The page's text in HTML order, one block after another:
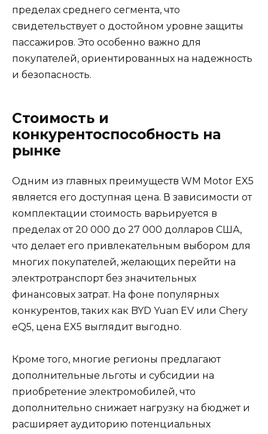
пределах среднего сегмента, что
свидетельствует о достойном уровне защиты
пассажиров. Это особенно важно для
покупателей, ориентированных на надежность
и безопасность.
Стоимость и
конкурентоспособность на
рынке
Одним из главных преимуществ WM Motor EX5
является его доступная цена. В зависимости от
комплектации стоимость варьируется в
пределах от 20 000 до 27 000 долларов США,
что делает его привлекательным выбором для
многих покупателей, желающих перейти на
электротранспорт без значительных
финансовых затрат. На фоне популярных
конкурентов, таких как BYD Yuan EV или Chery
eQ5, цена EX5 выглядит выгодно.
Кроме того, многие регионы предлагают
дополнительные льготы и субсидии на
приобретение электромобилей, что
дополнительно снижает нагрузку на бюджет и
расширяет аудиторию потенциальных